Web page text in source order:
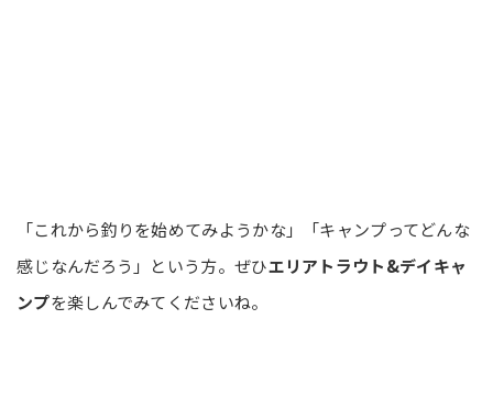
「これから釣りを始めてみようかな」「キャンプってどんな
感じなんだろう」という方。ぜひエリアトラウト&デイキャ
ンプを楽しんでみてくださいね。